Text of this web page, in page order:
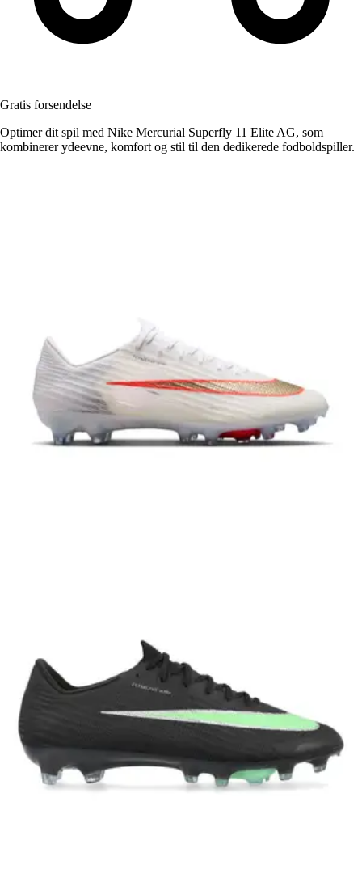
Gratis forsendelse
Optimer dit spil med Nike Mercurial Superfly 11 Elite AG, som
kombinerer ydeevne, komfort og stil til den dedikerede fodboldspiller.